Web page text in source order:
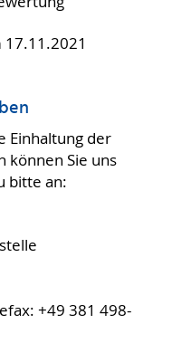
Einhaltung der
Sie uns
bitte an:
+49 381 498-